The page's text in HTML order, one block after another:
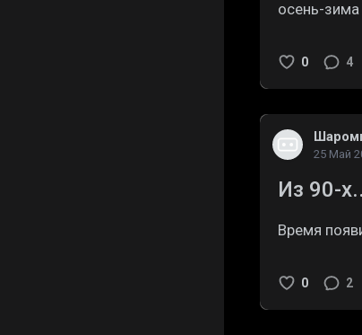
осень-зима
0 4
25 Май
Из 90-
Время
0 2